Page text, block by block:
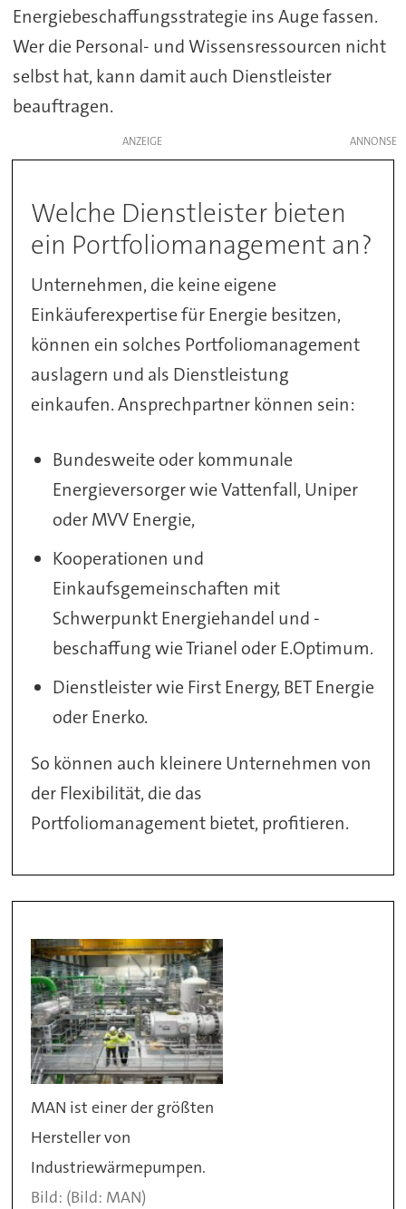
Energiebeschaffungsstrategie ins Auge fassen.
Wer die Personal- und Wissensressourcen nicht
selbst hat, kann damit auch Dienstleister
beauftragen.
ANZEIGE
Welche Dienstleister bieten
ein Portfoliomanagement an?
Unternehmen, die keine eigene
Einkäuferexpertise für Energie besitzen,
können ein solches Portfoliomanagement
auslagern und als Dienstleistung
einkaufen. Ansprechpartner können sein:
Bundesweite oder kommunale
Energieversorger wie Vattenfall, Uniper
oder MVV Energie,
Kooperationen und
Einkaufsgemeinschaften mit
Schwerpunkt Energiehandel und -
beschaffung wie Trianel oder E.Optimum.
Dienstleister wie First Energy, BET Energie
oder Enerko.
So können auch kleinere Unternehmen von
der Flexibilität, die das
Portfoliomanagement bietet, profitieren.
MAN ist einer der größten
Hersteller von
Industriewärmepumpen.
(Bild: MAN)